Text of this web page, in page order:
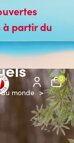
à partir du
0
monde >